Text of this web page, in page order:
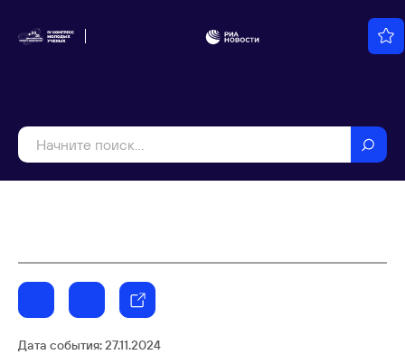
Дата события:27.11.2024